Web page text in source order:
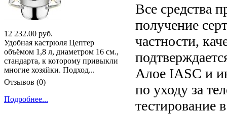
Все средства
получение
частности,
Алое IASC и
по уходу за
тестирование
12 232.00 руб.
Удобная кастрюля Цептер
объёмом 1,8 л, диаметром 16 см.,
стандарта, к которому привыкли
многие хозяйки. Подход...
Отзывов (0)
Подробнее...